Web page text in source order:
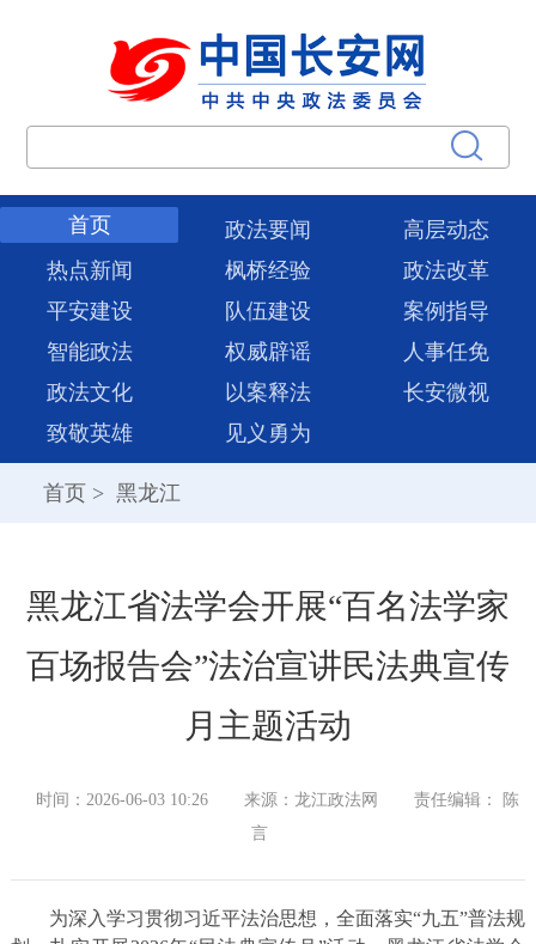
首页 政法要闻
高层动态
热点新闻
枫桥经验
政法改革
平安建设
队伍建设
案例指导
智能政法
权威辟谣
人事任免
政法文化
以案释法
长安微视
致敬英雄
见义勇为
首页 > 黑龙江
黑龙江省法学会开展“百名法学家
百场报告会”法治宣讲民法典宣传
月主题活动
时间：2026-06-03 10:26 来源：龙江政法网
责任编辑： 陈
言
为深入学习贯彻习近平法治思想，全面落实“九五”普法规